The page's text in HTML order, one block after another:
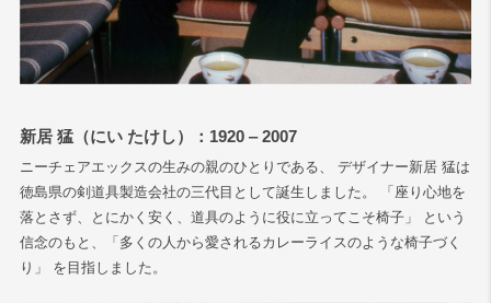
新居 猛（にい たけし）：1920 ‒ 2007
ニーチェアエックスの生みの親のひとりである、 デザイナー新居 猛は
徳島県の剣道具製造会社の三代目として誕生しました。 「座り心地を
落とさず、とにかく安く、道具のように役に立ってこそ椅子」 という
信念のもと、「多くの人から愛されるカレーライスのような椅子づく
り」 を目指しました。